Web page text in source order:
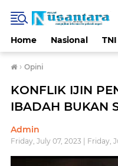
Home Nasional TNI
› Opini
KONFLIK IJIN
IBADAH BUKAN
Admin
Friday, July 07, 2023 | Friday,